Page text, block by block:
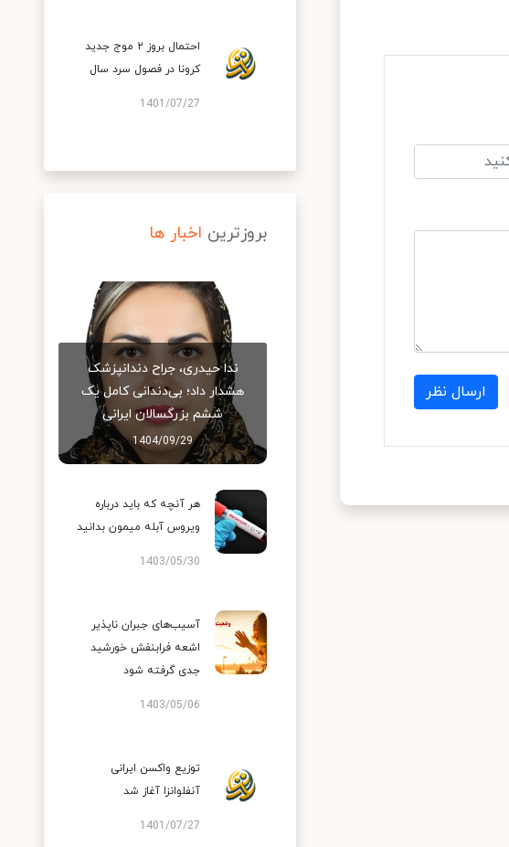
ارسال نظر
احتمال بروز ۲ موج جدید
کرونا در فصول سرد سال
1401/07/27
بروزترین اخبار ها
ندا حیدری، جراح دندانپزشک
هشدار داد؛ بی‌دندانی کامل یک
ششم بزرگسالان ایرانی
1404/09/29
هر آنچه که باید درباره
ویروس آبله میمون بدانید
1403/05/30
آسیب‌های جبران ناپذیر
اشعه فرابنفش خورشید
جدی گرفته شود
1403/05/06
توزیع واکسن ایرانی
آنفلوانزا آغاز شد
1401/07/27